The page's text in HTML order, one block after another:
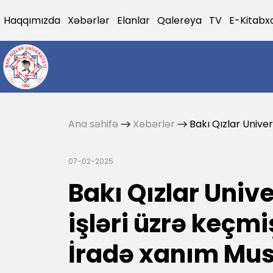
Haqqımızda Xəbərlər Elanlar Qalereya TV E-
Ana səhifə Xəbərlər Bakı Qızlar
07-02-2025
Bakı Qızlar
işləri üzrə
İradə xanım